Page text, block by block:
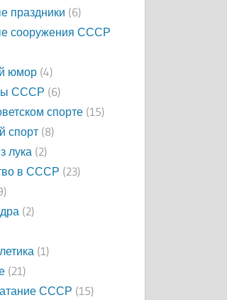
праздники (6)
сооружения СССР
юмор (4)
СССР (6)
спорте (15)
спорт (8)
лука (2)
в СССР (23)
(2)
(1)
(21)
СССР (15)